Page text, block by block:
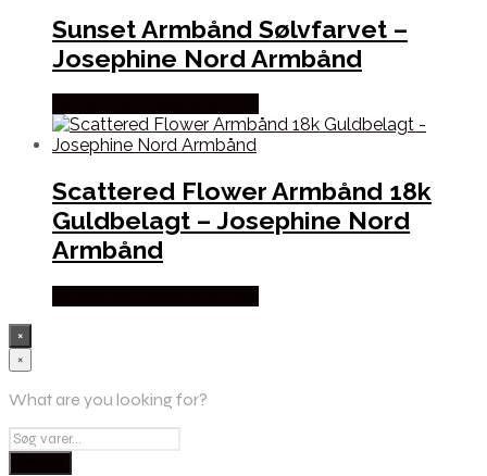
Sunset Armbånd Sølvfarvet –
Josephine Nord Armbånd
Scattered Flower Armbånd 18k
Guldbelagt – Josephine Nord
Armbånd
×
×
What are you looking for?